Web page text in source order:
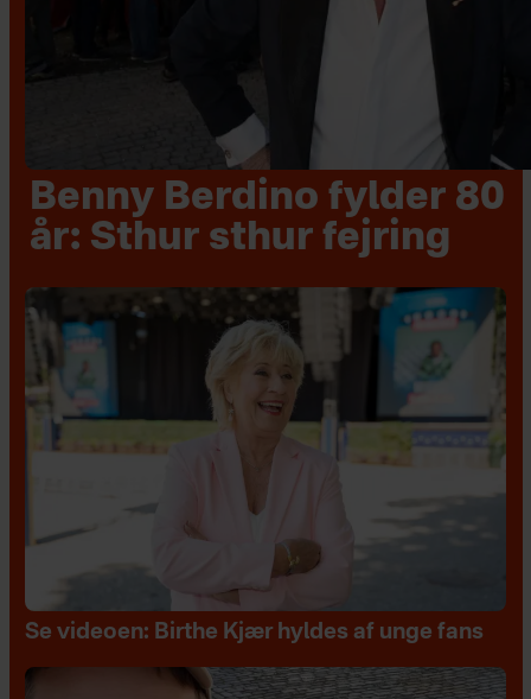
Benny Berdino fylder 80
år: Sthur sthur fejring
Se videoen: Birthe Kjær hyldes af unge fans